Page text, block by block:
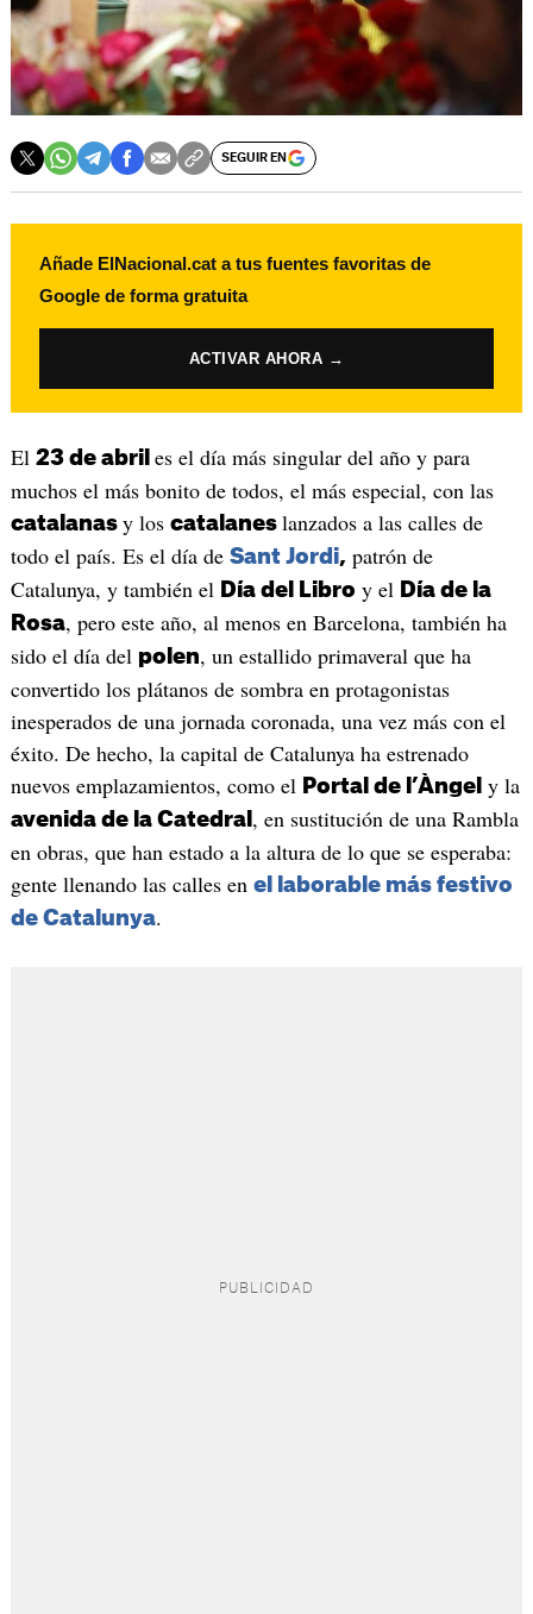
SEGUIR EN
Añade ElNacional.cat a tus fuentes favoritas de
Google de forma gratuita
ACTIVAR AHORA →
El 23 de abril es el día más singular del año y para
muchos el más bonito de todos, el más especial, con las
catalanas y los catalanes lanzados a las calles de
todo el país. Es el día de Sant Jordi, patrón de
Catalunya, y también el Día del Libro y el Día de la
Rosa, pero este año, al menos en Barcelona, también ha
sido el día del polen, un estallido primaveral que ha
convertido los plátanos de sombra en protagonistas
inesperados de una jornada coronada, una vez más con el
éxito. De hecho, la capital de Catalunya ha estrenado
nuevos emplazamientos, como el Portal de l’Àngel y la
avenida de la Catedral , en sustitución de una Rambla
en obras, que han estado a la altura de lo que se esperaba:
gente llenando las calles en el laborable más festivo
de Catalunya.